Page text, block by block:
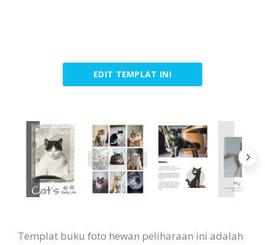
EDIT TEMPLAT INI
Templat buku foto hewan peliharaan ini adalah